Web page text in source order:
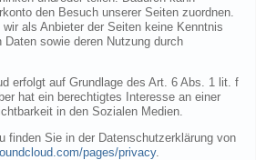
den Besuch unserer Seiten zuordnen.
als Anbieter der Seiten keine Kenntnis
sowie deren Nutzung durch
erfolgt auf Grundlage des Art. 6 Abs. 1 lit. f
hat ein berechtigtes Interesse an einer
in den Sozialen Medien.
finden Sie in der Datenschutzerklärung von
pages/privacy.